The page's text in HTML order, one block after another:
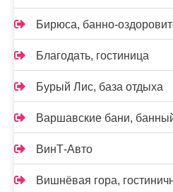
Бирюса, банно-
Благодать, гостиница
Бурый Лис, база отдыха
Варшавские бани,
ВинТ-Авто
Вишнёвая гора,